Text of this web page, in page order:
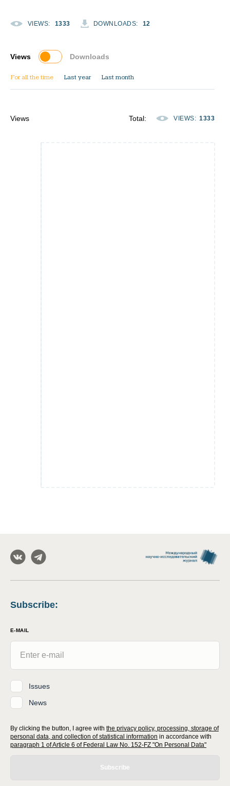
VIEWS: 1333 DOWNLOADS: 12
For all the time Last year Last month
Views Downloads
Views Total: VIEWS: 1333
Subscribe:
E-MAIL
Issues
News
By clicking the button, I agree with the privacy policy, processing, storage of
personal data, and collection of statistical information in accordance with
paragraph 1 of Article 6 of Federal Law No. 152-FZ "On Personal Data"
Subscribe